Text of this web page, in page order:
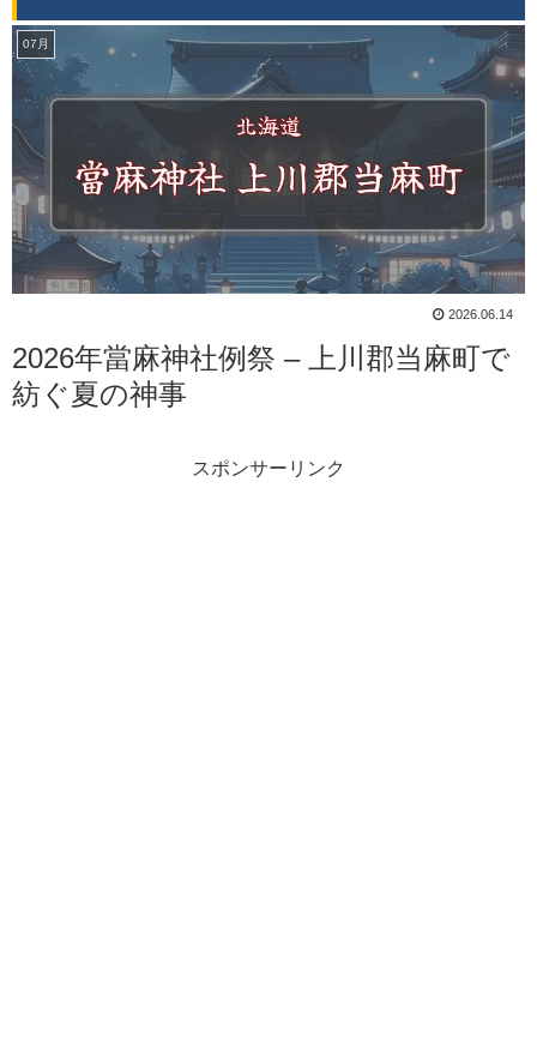
07月
2026.06.14
2026年當麻神社例祭 – 上川郡当麻町で
紡ぐ夏の神事
スポンサーリンク